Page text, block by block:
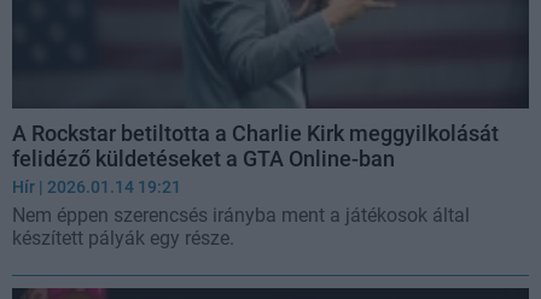
A Rockstar betiltotta a Charlie Kirk meggyilkolását
felidéző küldetéseket a GTA Online-ban
Hír | 2026.01.14 19:21
Nem éppen szerencsés irányba ment a játékosok által
készített pályák egy része.